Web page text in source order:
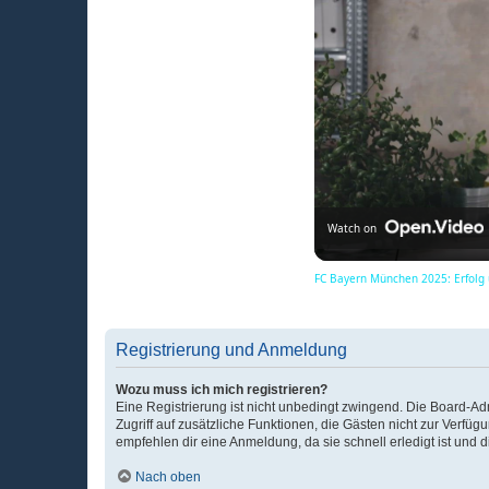
Watch on
FC Bayern München 2025:
Registrierung und Anmeldung
Wozu muss ich mich registrieren?
Eine Registrierung ist nicht unbedingt zwingend. Die Board-
Zugriff auf zusätzliche Funktionen, die Gästen nicht zur
empfehlen dir eine Anmeldung, da sie schnell erledigt ist und
Nach oben